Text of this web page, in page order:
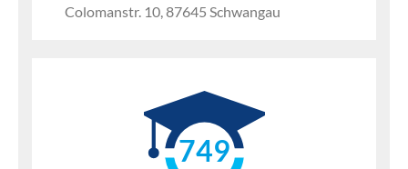
Colomanstr. 10, 87645 Schwangau
749